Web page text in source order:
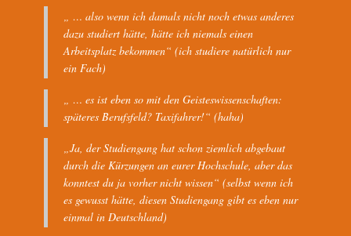
„ … also wenn ich damals nicht noch etwas anderes
dazu studiert hätte, hätte ich niemals einen
Arbeitsplatz bekommen“ (ich studiere natürlich nur
ein Fach)
„ … es ist eben so mit den Geisteswissenschaften:
späteres Berufsfeld? Taxifahrer!“ (haha)
„Ja, der Studiengang hat schon ziemlich abgebaut
durch die Kürzungen an eurer Hochschule, aber das
konntest du ja vorher nicht wissen“ (selbst wenn ich
es gewusst hätte, diesen Studiengang gibt es eben nur
einmal in Deutschland)